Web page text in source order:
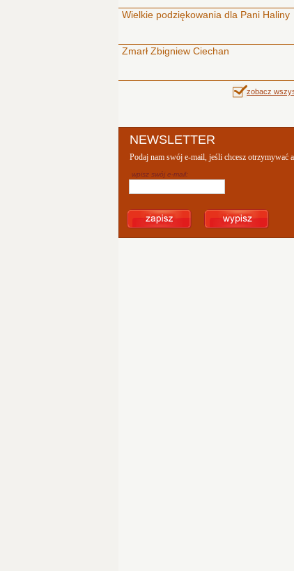
Wielkie podziękowania dla Pani Haliny
Zmarł Zbigniew Ciechan
zobacz
NEWSLETTER
Podaj nam swój e-mail, jeśli chcesz otrzymywać
wpisz swój e-mail: